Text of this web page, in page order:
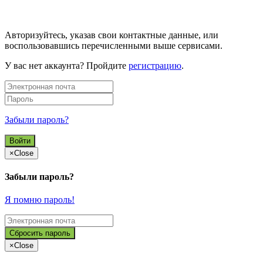
Авторизуйтесь, указав свои контактные данные, или
воспользовавшись перечисленными выше сервисами.
У вас нет аккаунта? Пройдите регистрацию.
Забыли пароль?
×Close
Забыли пароль?
Я помню пароль!
×Close